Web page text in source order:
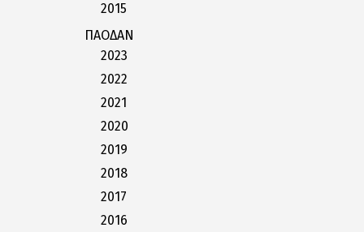
2015
ΠΑΟΔΑΝ
2023
2022
2021
2020
2019
2018
2017
2016